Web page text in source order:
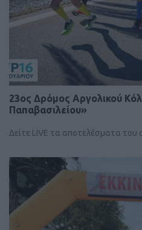
23ος Δρόμος Αργολικού
Παπαβασιλείου»
Δείτε LIVE τα αποτελέσματα του